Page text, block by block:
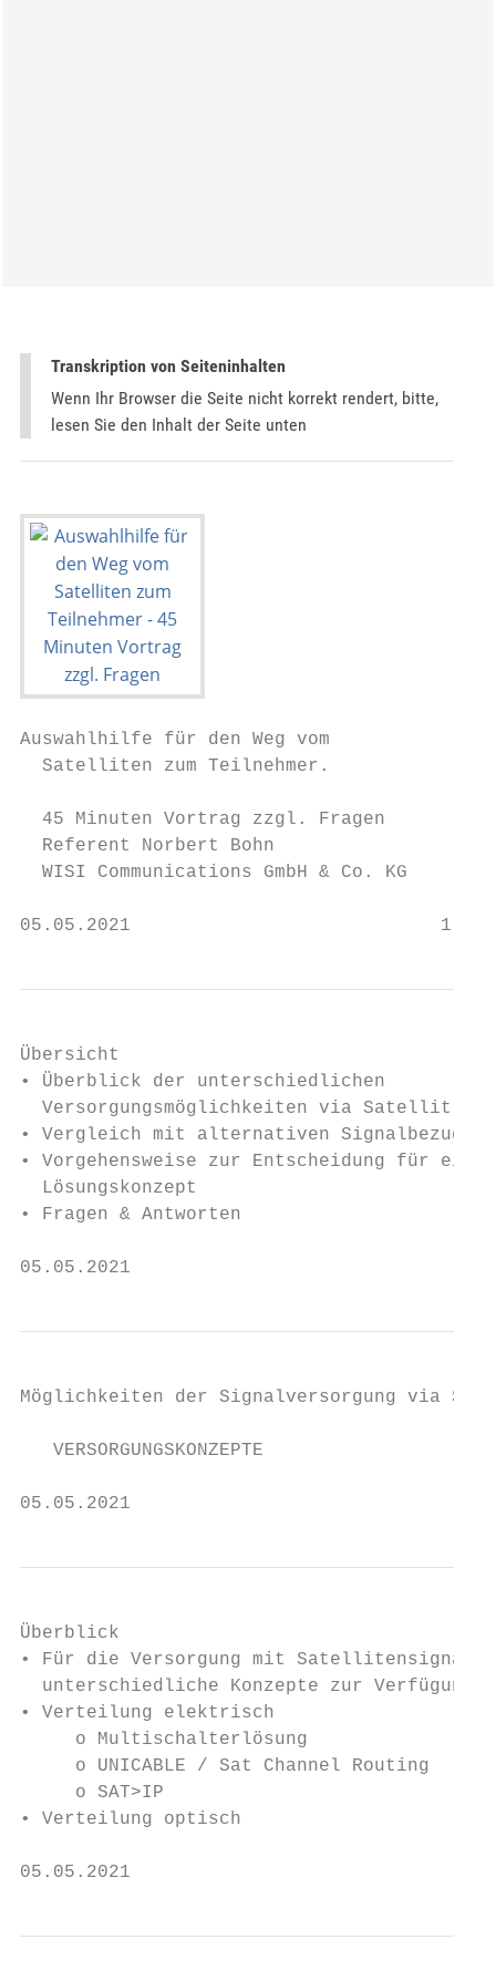
Transkription von Seiteninhalten
Wenn Ihr Browser die Seite nicht korrekt rendert, bitte,
lesen Sie den Inhalt der Seite unten
Auswahlhilfe für den Weg vom
  Satelliten zum Teilnehmer.
  45 Minuten Vortrag zzgl. Fragen
  Referent Norbert Bohn
  WISI Communications GmbH & Co. KG
05.05.2021                            1
Übersicht
• Überblick der unterschiedlichen
  Versorgungsmöglichkeiten via Satellit.
• Vergleich mit alternativen
• Vorgehensweise zur Entscheidung für ein
  Lösungskonzept
• Fragen & Antworten
05.05.2021
Möglichkeiten der Signalversorgung via
   VERSORGUNGSKONZEPTE
05.05.2021
Überblick
• Für die Versorgung mit
  unterschiedliche Konzepte zur Verfügung.
• Verteilung elektrisch
     o Multischalterlösung
     o UNICABLE / Sat Channel Routing
     o SAT>IP
• Verteilung optisch
05.05.2021